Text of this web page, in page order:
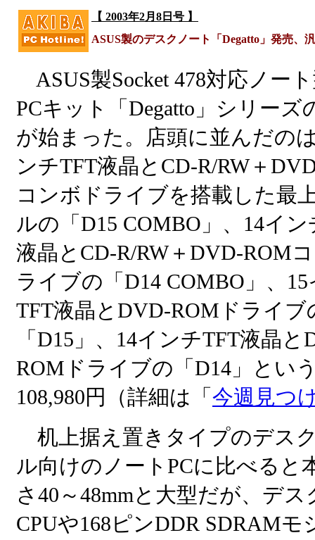
【 2003年2月8日号 】
ASUS製のデスクノート「Degatto」発売、
ASUS製Socket 478対応ノー
PCキット「Degatto」シリーズ
が始まった。店頭に並んだの
ンチTFT液晶とCD-R/RW＋
コンボドライブを搭載した最
ルの「D15 COMBO」、14イン
液晶とCD-R/RW＋DVD-ROM
ライブの「D14 COMBO」、
TFT液晶とDVD-ROMドライブ
「D15」、14インチTFT液晶と
ROMドライブの「D14」とい
108,980円（詳細は「 今週見つ
机上据え置きタイプのデス
ル向けのノートPCに比べると
さ40～48mmと大型だが、デス
CPUや168ピンDDR SDRAM